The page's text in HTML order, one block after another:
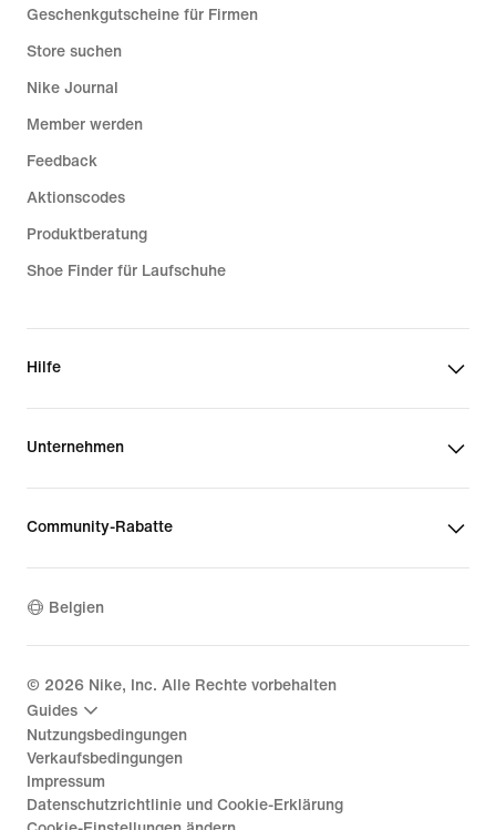
Geschenkgutscheine für Firmen
Store suchen
Nike Journal
Member werden
Feedback
Aktionscodes
Produktberatung
Shoe Finder für Laufschuhe
Hilfe
Unternehmen
Community-Rabatte
Belgien
© 2026 Nike, Inc. Alle Rechte vorbehalten
Guides
Nutzungsbedingungen
Verkaufsbedingungen
Impressum
Datenschutzrichtlinie und Cookie-Erklärung